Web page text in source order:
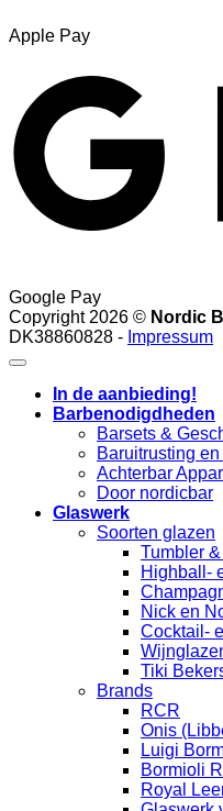
Apple Pay
Google Pay
Copyright 2026 © Nordic
DK38860828 - Impressum
In de aanbieding!
Barbenodigdheden
Barsets &
Baruitrusting
Achterbar
Door nordicbar
Glaswerk
Soorten glazen
Tumbler
Highball-
Nick en
Cocktail-
Tiki
Brands
RCR
Onis
Luigi
Bormioli
Royal